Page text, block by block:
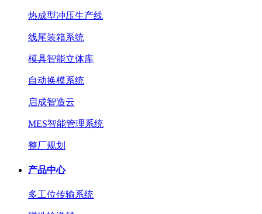
热成型冲压生产线
线尾装箱系统
模具智能立体库
自动换模系统
启成智造云
MES智能管理系统
整厂规划
产品中心
多工位传输系统